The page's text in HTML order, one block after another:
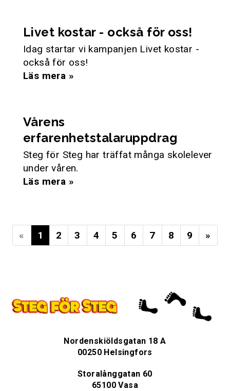
Livet kostar - också för oss!
Idag startar vi kampanjen Livet kostar -
också för oss!
Läs mera »
Vårens
erfarenhetstalaruppdrag
Steg för Steg har träffat många skolelever
under våren.
Läs mera »
« 1 2 3 4 5 6 7 8 9 »
Nordenskiöldsgatan 18 A
00250 Helsingfors
Storalånggatan 60
65100 Vasa